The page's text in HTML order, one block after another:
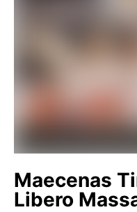
Maecenas
Libero